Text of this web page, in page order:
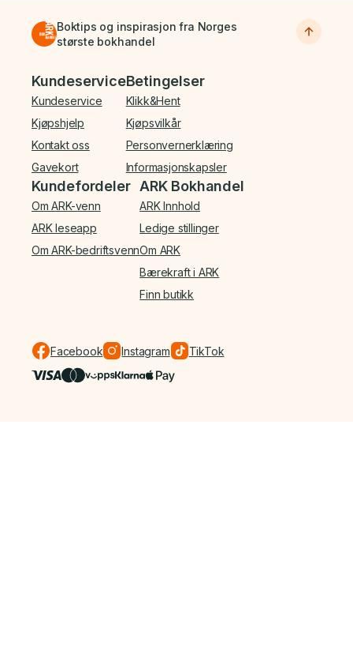
Boktips og inspirasjon fra Norges
største bokhandel
Bunnmeny
Kundeservice
Kundeservice
Kjøpshjelp
Kontakt oss
Gavekort
Betingelser
Klikk&Hent
Kjøpsvilkår
Personvernerklæring
Informasjonskapsler
Kundefordeler
Om ARK-venn
ARK leseapp
Om ARK-bedriftsvenn
ARK Bokhandel
ARK Innhold
Ledige stillinger
Om ARK
Bærekraft i ARK
Finn butikk
Facebook Instagram TikTok